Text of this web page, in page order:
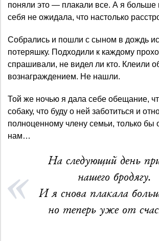
поняли это — плакали все. А я
себя не ожидала, что настолько
Собрались и пошли с сыном в дождь
потеряшку. Подходили к каждому
спрашивали, не видел ли кто. Клеили
вознаграждением. Не нашли.
Той же ночью я дала себе обещание,
собаку, что буду о ней заботиться и
полноценному члену семьи, только бы
нам…
На следующий день
нашего бродягу.
И я снова плакала
но теперь уже от